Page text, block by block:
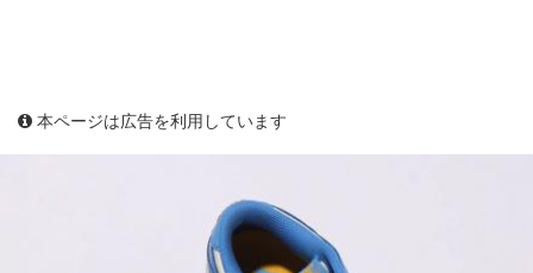
本ページは広告を利用しています